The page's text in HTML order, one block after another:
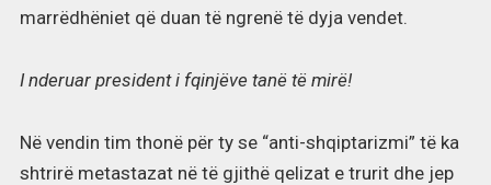
marrëdhëniet që duan të ngrenë të dyja vendet.
I nderuar president i fqinjëve tanë të mirë!
Në vendin tim thonë për ty se “anti-shqiptarizmi” të ka
shtrirë metastazat në të gjithë qelizat e trurit dhe jep